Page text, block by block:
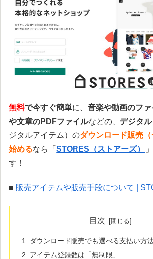
無料で今すぐ簡単に、音楽や動画のファ
や文章のPDFファイルなどの、 デジタ
ジタルアイテム）のダウンロード販売
始めるなら「STORES（ストアーズ）
す！
■ 販売アイテムや販売手段について |
目次
ダウンロード販売でも選べる支払い方
アイテム登録数は「無制限」